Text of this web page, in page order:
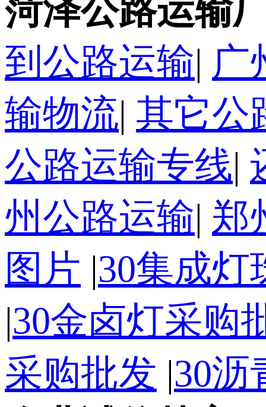
菏泽公路运输
到公路运输| 广
输物流| 其它公
公路运输专线|
州公路运输| 郑
图片 |30集成灯
|30金卤灯采购
采购批发 |30沥